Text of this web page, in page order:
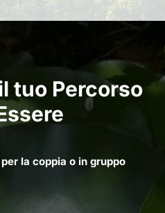
tuo Percorso
la coppia o in gruppo